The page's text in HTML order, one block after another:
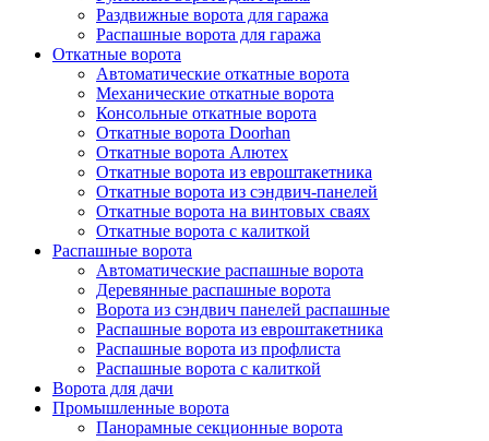
Раздвижные ворота для гаража
Распашные ворота для гаража
Откатные ворота
Автоматические откатные ворота
Механические откатные ворота
Консольные откатные ворота
Откатные ворота Doorhan
Откатные ворота Алютех
Откатные ворота из евроштакетника
Откатные ворота из сэндвич-панелей
Откатные ворота на винтовых сваях
Откатные ворота с калиткой
Распашные ворота
Автоматические распашные ворота
Деревянные распашные ворота
Ворота из сэндвич панелей распашные
Распашные ворота из евроштакетника
Распашные ворота из профлиста
Распашные ворота с калиткой
Ворота для дачи
Промышленные ворота
Панорамные секционные ворота